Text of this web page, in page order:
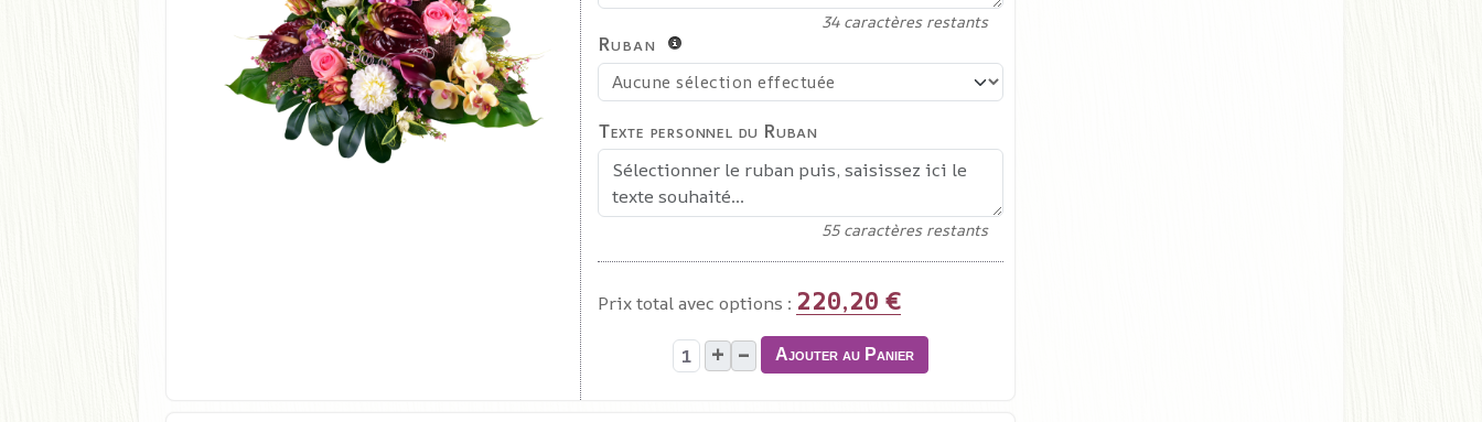
Ruban
34caractères restants
Texte personnel du Ruban
55caractères restants
Prix total avec options : 220,20 €
+ – Ajouter au Panier